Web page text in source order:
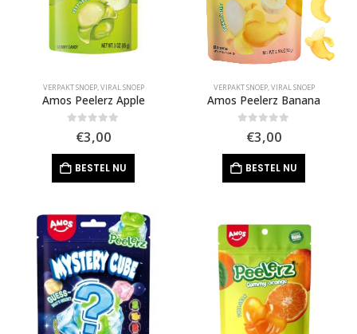
VERPAKT SNOEP,VIRAL SNOEP
Amos Peelerz Apple
out of 5
€3,00
BESTEL NU
VERPAKT SNOEP,VIRAL SNOEP
Amos Peelerz Banana
out of 5
€3,00
BESTEL NU